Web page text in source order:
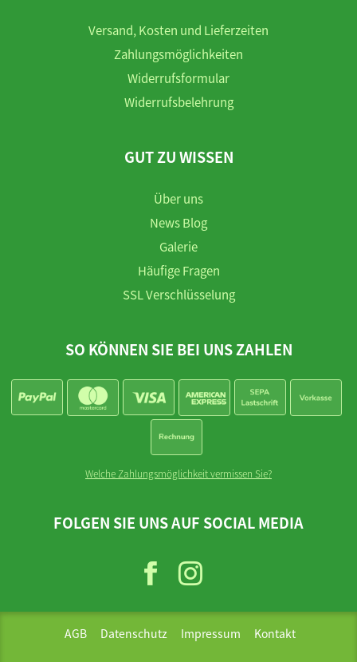
Versand, Kosten und Lieferzeiten
Zahlungsmöglichkeiten
Widerrufsformular
Widerrufsbelehrung
GUT ZU WISSEN
Über uns
News Blog
Galerie
Häufige Fragen
SSL Verschlüsselung
SO KÖNNEN SIE BEI UNS ZAHLEN
Welche Zahlungsmöglichkeit vermissen Sie?
FOLGEN SIE UNS AUF SOCIAL MEDIA
AGB Datenschutz Impressum Kontakt